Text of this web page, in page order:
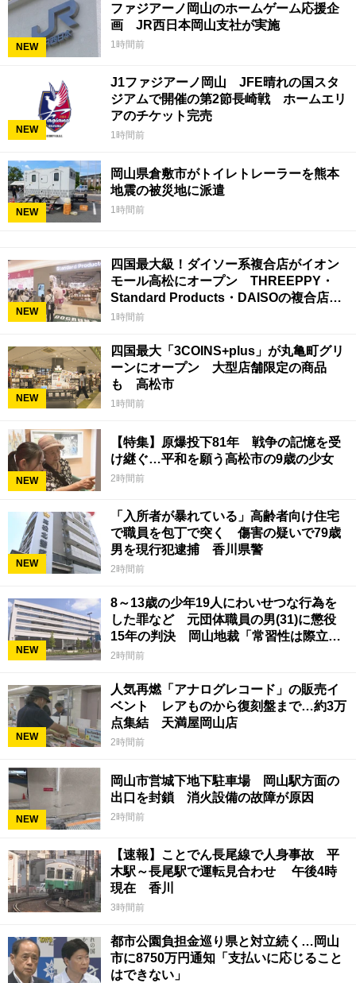
NEW
ファジアーノ岡山のホームゲーム応援企
画 JR西日本岡山支社が実施
1時間前
NEW
J1ファジアーノ岡山 JFE晴れの国スタ
ジアムで開催の第2節長崎戦 ホームエリ
アのチケット完売
1時間前
NEW
岡山県倉敷市がトイレトレーラーを熊本
地震の被災地に派遣
1時間前
NEW
四国最大級！ダイソー系複合店がイオン
モール高松にオープン THREEPPY・
Standard Products・DAISOの複合店は
香川県初
1時間前
NEW
四国最大「3COINS+plus」が丸亀町グリ
ーンにオープン 大型店舗限定の商品
も 高松市
1時間前
NEW
【特集】原爆投下81年 戦争の記憶を受
け継ぐ…平和を願う高松市の9歳の少女
2時間前
NEW
「入所者が暴れている」高齢者向け住宅
で職員を包丁で突く 傷害の疑いで79歳
男を現行犯逮捕 香川県警
2時間前
NEW
8～13歳の少年19人にわいせつな行為を
した罪など 元団体職員の男(31)に懲役
15年の判決 岡山地裁「常習性は際立っ
ていて被害結果も非常に重い」
2時間前
NEW
人気再燃「アナログレコード」の販売イ
ベント レアものから復刻盤まで…約3万
点集結 天満屋岡山店
2時間前
NEW
岡山市営城下地下駐車場 岡山駅方面の
出口を封鎖 消火設備の故障が原因
2時間前
【速報】ことでん長尾線で人身事故 平
木駅～長尾駅で運転見合わせ 午後4時
現在 香川
3時間前
都市公園負担金巡り県と対立続く…岡山
市に8750万円通知「支払いに応じること
はできない」